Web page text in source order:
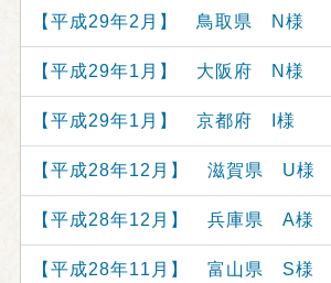
【平成29年2月】 鳥取県 N様
【平成29年1月】 大阪府 N様
【平成29年1月】 京都府 I様
【平成28年12月】 滋賀県 U様
【平成28年12月】 兵庫県 A様
【平成28年11月】 富山県 S様